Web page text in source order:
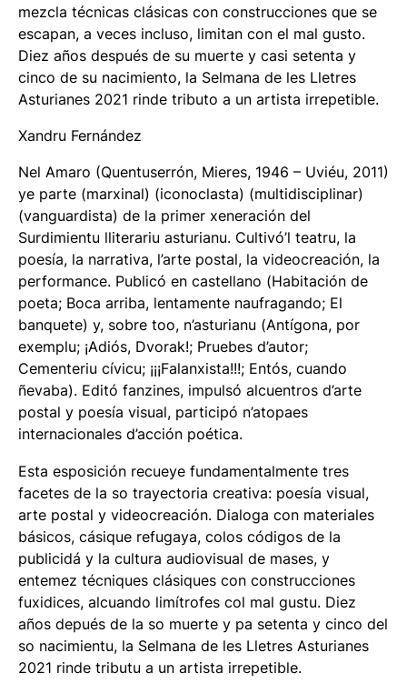
mezcla técnicas clásicas con construcciones que se
escapan, a veces incluso, limitan con el mal gusto.
Diez años después de su muerte y casi setenta y
cinco de su nacimiento, la Selmana de les Lletres
Asturianes 2021 rinde tributo a un artista irrepetible.
Xandru Fernández
Nel Amaro (Quentuserrón, Mieres, 1946 – Uviéu, 2011)
ye parte (marxinal) (iconoclasta) (multidisciplinar)
(vanguardista) de la primer xeneración del
Surdimientu lliterariu asturianu. Cultivó’l teatru, la
poesía, la narrativa, l’arte postal, la videocreación, la
performance. Publicó en castellano (Habitación de
poeta; Boca arriba, lentamente naufragando; El
banquete) y, sobre too, n’asturianu (Antígona, por
exemplu; ¡Adiós, Dvorak!; Pruebes d’autor;
Cementeriu cívicu; ¡¡¡Falanxista!!!; Entós, cuando
ñevaba). Editó fanzines, impulsó alcuentros d’arte
postal y poesía visual, participó n’atopaes
internacionales d’acción poética.
Esta esposición recueye fundamentalmente tres
facetes de la so trayectoria creativa: poesía visual,
arte postal y videocreación. Dialoga con materiales
básicos, cásique refugaya, colos códigos de la
publicidá y la cultura audiovisual de mases, y
entemez técniques clásiques con construcciones
fuxidices, alcuando limítrofes col mal gustu. Diez
años depués de la so muerte y pa setenta y cinco del
so nacimientu, la Selmana de les Lletres Asturianes
2021 rinde tributu a un artista irrepetible.